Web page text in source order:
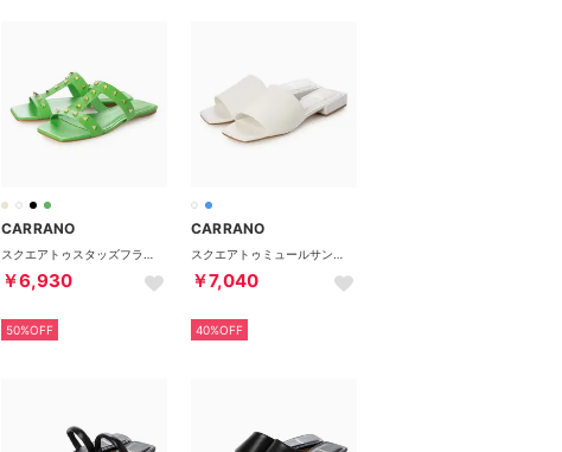
CARRANO
￥6,930
50%OFF
CARRANO
￥7,040
40%OFF